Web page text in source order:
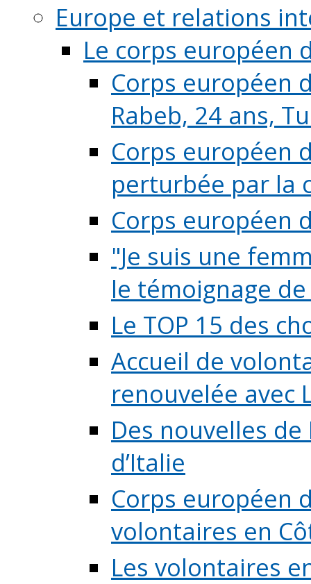
Europe et relations
Le corps européen
Corps européen
Rabeb, 24 ans,
Corps européen
perturbée par la
Corps européen
"Je suis une
le témoignage de
Le TOP 15 des
Accueil de
renouvelée avec
Des nouvelles
d’Italie
Corps européen
volontaires en
Les volontaires